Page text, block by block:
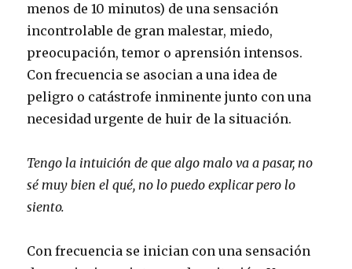
menos de 10 minutos) de una sensación
incontrolable de gran malestar, miedo,
preocupación, temor o aprensión intensos.
Con frecuencia se asocian a una idea de
peligro o catástrofe inminente junto con una
necesidad urgente de huir de la situación.
Tengo la intuición de que algo malo va a pasar, no
sé muy bien el qué, no lo puedo explicar pero lo
siento.
Con frecuencia se inician con una sensación